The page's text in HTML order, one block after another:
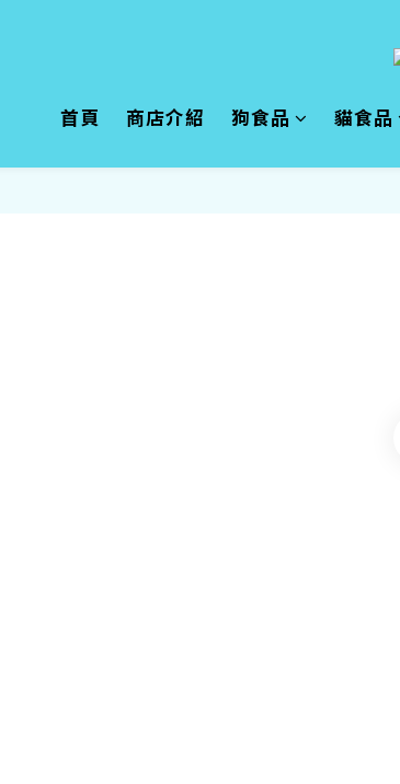
首頁 商店介紹 狗食品 貓食品